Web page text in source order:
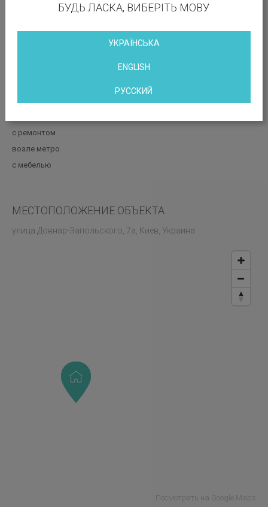
Вакантные площади: Уточнить у менеджера
Печатать эту страницу
с ремонтом
возле метро
с мебелью
МЕСТОПОЛОЖЕНИЕ ОБЪЕКТА
улица Довнар-Запольского, 7а, Киев, Украина
Посмотреть на Google Maps
БУДЬ ЛАСКА, ВИБЕРІТЬ МОВУ
УКРАЇНСЬКА
ENGLISH
РУССКИЙ